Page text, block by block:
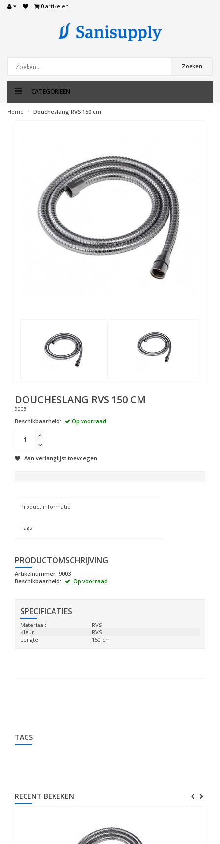
0 artikelen
Zoeken
CATEGORIEËN
Home Doucheslang RVS 150 cm
DOUCHESLANG RVS 150 CM
9003
Beschikbaarheid:
Op voorraad
Aan verlanglijst toevoegen
Product informatie
Tags
PRODUCTOMSCHRIJVING
Artikelnummer: 9003
Beschikbaarheid:
Op voorraad
SPECIFICATIES
Materiaal:
RVS
Kleur:
RVS
Lengte:
150 cm
TAGS
RECENT BEKEKEN